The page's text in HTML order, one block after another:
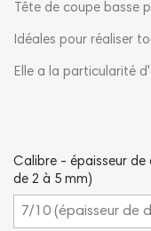
Tête de coupe basse
Idéales pour réaliser
Elle a la particularité
Calibre - épaisseur de
de 2 à 5 mm)